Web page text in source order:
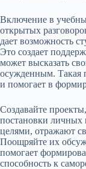
Включение в
открытых
дает возможность
Это создает
может высказать
осужденным. Такая
и помогает в
Создавайте
постановки личных
целями, отражают
Поощряйте их
помогает
способность к